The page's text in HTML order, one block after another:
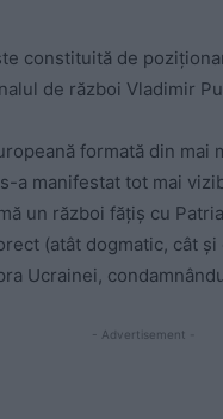
constituită de
de război Vladimir
formată din
a manifestat tot mai
un război fățiș cu
(atât dogmatic, cât
Ucrainei,
- Advertisement -